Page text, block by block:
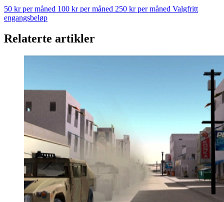
50 kr per måned 100 kr per måned 250 kr per måned Valgfritt
engangsbeløp
Relaterte artikler